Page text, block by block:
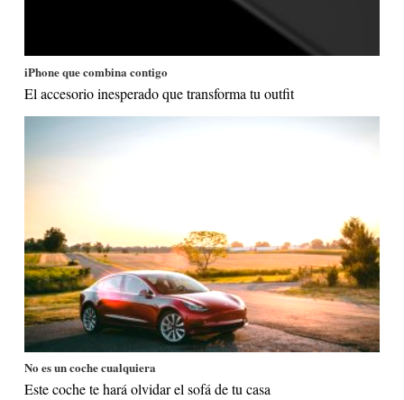
iPhone que combina contigo
El accesorio inesperado que transforma tu outfit
No es un coche cualquiera
Este coche te hará olvidar el sofá de tu casa